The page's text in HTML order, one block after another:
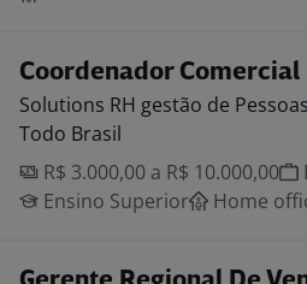
Coordenador Comercial
Solutions RH gestão de
Todo Brasil
R$ 3.000,00 a R$ 10.000,00
Ensino Superior
Home